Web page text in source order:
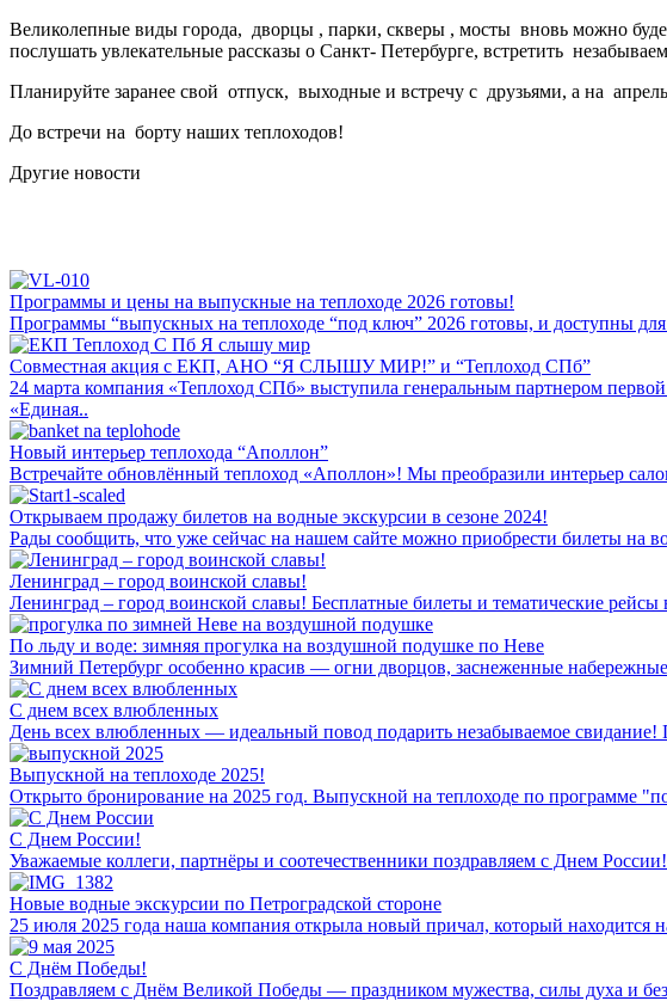
Великолепные виды города, дворцы , парки, скверы , мосты вновь можно
послушать увлекательные рассказы о Санкт- Петербурге, встретить
Планируйте заранее свой отпуск, выходные и встречу с друзьями, а на
До встречи на борту наших теплоходов!
Другие новости
Программы и цены на выпускные на теплоходе 2026 готовы!
Программы “выпускных на теплоходе “под ключ” 2026 готовы, и доступны
Совместная акция с ЕКП, АНО “Я СЛЫШУ МИР!” и “Теплоход СПб”
24 марта компания «Теплоход СПб» выступила генеральным партнером
«Единая..
Новый интерьер теплохода “Аполлон”
Встречайте обновлённый теплоход «Аполлон»! Мы преобразили интерьер
Открываем продажу билетов на водные экскурсии в сезоне 2024!
Рады сообщить, что уже сейчас на нашем сайте можно приобрести билеты на
Ленинград – город воинской славы!
Ленинград – город воинской славы! Бесплатные билеты и тематические
По льду и воде: зимняя прогулка на воздушной подушке по Неве
Зимний Петербург особенно красив — огни дворцов, заснеженные
С днем всех влюбленных
День всех влюбленных — идеальный повод подарить незабываемое
Выпускной на теплоходе 2025!
Открыто бронирование на 2025 год. Выпускной на теплоходе по программе
С Днем России!
Уважаемые коллеги, партнёры и соотечественники поздравляем с Днем
Новые водные экскурсии по Петроградской стороне
25 июля 2025 года наша компания открыла новый причал, который находится
С Днём Победы!
Поздравляем с Днём Великой Победы — праздником мужества, силы духа и